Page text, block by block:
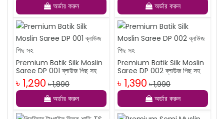
অর্ডার করুন
অর্ডার করুন
Premium Batik Silk Moslin
Saree DP 001 ব্লাউজ পিছ সহ
৳ 1,290 ৳ 1,890
অর্ডার করুন
Premium Batik Silk Moslin
Saree DP 002 ব্লাউজ পিছ সহ
৳ 1,390 ৳ 1,990
অর্ডার করুন